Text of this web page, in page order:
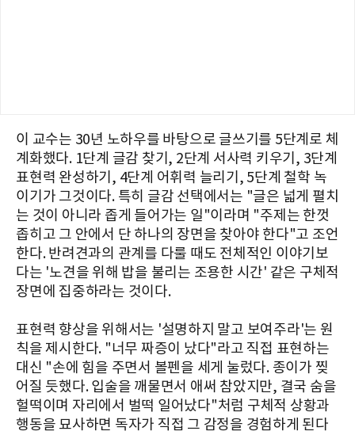
이 교수는 30년 노하우를 바탕으로 글쓰기를 5단계로 체
계화했다. 1단계 글감 찾기, 2단계 서사력 키우기, 3단계
표현력 완성하기, 4단계 어휘력 늘리기, 5단계 철학 녹
이기가 그것이다. 특히 글감 선택에서는 "글은 넓게 펼치
는 것이 아니라 좁게 들어가는 일"이라며 "주제는 한껏
좁히고 그 안에서 단 하나의 장면을 찾아야 한다"고 조언
한다. 반려견과의 관계를 다룰 때도 전체적인 이야기보
다는 '노견을 위해 밥을 불리는 조용한 시간' 같은 구체적
장면에 집중하라는 것이다.
표현력 향상을 위해서는 '설명하지 말고 보여주라'는 원
칙을 제시한다. "너무 짜증이 났다"라고 직접 표현하는
대신 "손에 힘을 주면서 볼펜을 세게 눌렀다. 종이가 찢
어질 듯했다. 입술을 깨물면서 애써 참았지만, 결국 숨을
헐떡이며 자리에서 벌떡 일어났다"처럼 구체적 상황과
행동을 묘사하면 독자가 직접 그 감정을 경험하게 된다